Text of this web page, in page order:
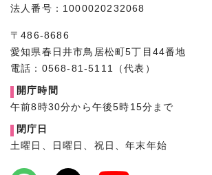
法人番号：1000020232068
〒486-8686
愛知県春日井市鳥居松町5丁目44番地
電話：0568-81-5111（代表）
開庁時間
午前8時30分から午後5時15分まで
閉庁日
土曜日、日曜日、祝日、年末年始